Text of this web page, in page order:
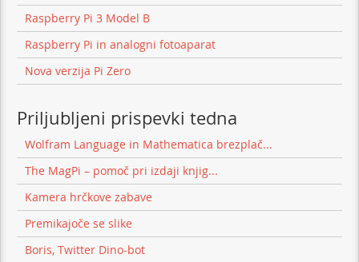
Raspberry Pi 3 Model B
Raspberry Pi in analogni fotoaparat
Nova verzija Pi Zero
Priljubljeni prispevki tedna
Wolfram Language in Mathematica brezplač...
The MagPi – pomoč pri izdaji knjig...
Kamera hrčkove zabave
Premikajoče se slike
Boris, Twitter Dino-bot